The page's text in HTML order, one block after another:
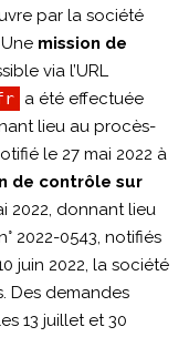
par la société
mission de
via l’URL
a été effectuée
lieu au procès-
le 27 mai 2022 à
de contrôle sur
2022, donnant lieu
2022-0543, notifiés
juin 2022, la société
Des demandes
13 juillet et 30